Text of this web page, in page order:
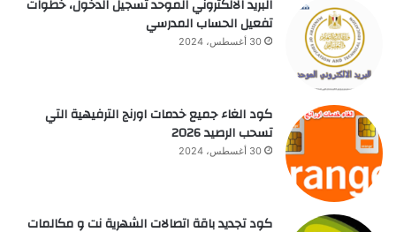
البريد الالكتروني الموحد تسجيل الدخول، خطوات
تفعيل الحساب المدرسي
30 أغسطس، 2024
كود الغاء جميع خدمات اورنج الترفيهية التي
تسحب الرصيد 2026
30 أغسطس، 2024
كود تجديد باقة اتصالات الشهرية نت و مكالمات